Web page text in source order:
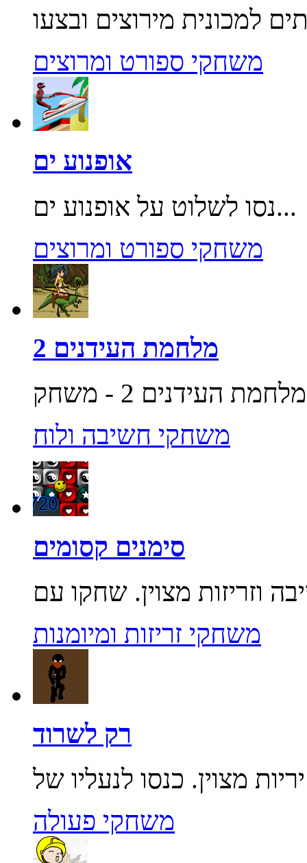
משחקי ספורט ומרוצים
אופנוע ים
נסו לשלוט על אופנוע ים...
משחקי ספורט ומרוצים
מלחמת העידנים 2
משחקי חשיבה ולוח
סימנים קסומים
משחקי זריזות ומיומנות
רק לשרוד
משחקי פעולה